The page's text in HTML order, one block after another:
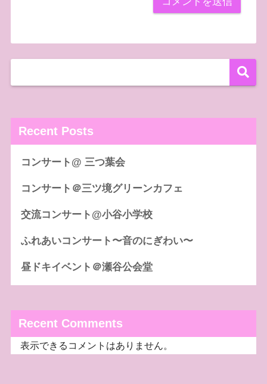
Recent Posts
コンサート@ 三つ葉会
コンサート＠三ツ境グリーンカフェ
交流コンサート@小谷小学校
ふれあいコンサート〜音のにぎわい〜
昼ドキイベント＠瀬谷公会堂
Recent Comments
表示できるコメントはありません。